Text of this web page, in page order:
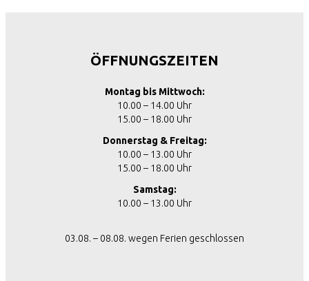
ÖFFNUNGSZEITEN
Montag bis Mittwoch:
10.00 – 14.00 Uhr
15.00 – 18.00 Uhr
Donnerstag & Freitag:
10.00 – 13.00 Uhr
15.00 – 18.00 Uhr
Samstag:
10.00 – 13.00 Uhr
03.08. – 08.08. wegen Ferien geschlossen